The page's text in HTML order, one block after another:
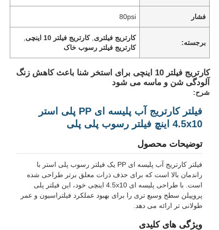
دربارهی ما
کارخانه تور
کنترل کیفیت
تماس با ما
اخبار
سیستم‌های RO
فشار 80psi
برجسته:
کارتریج فیلتری ,کارتریج فیلتر 10 اینچی
کارتریج فیلتر رسوب خاک
کارتریج فیلتر 10 اینچی برای استخر شنا باعث کاهش زنگ
آلودگی شن و ماسه می شود
شرح:
فیلتر کارتریج آب پلیسه ای PP پلی استر
4.5x10 اینچ فیلتر رسوب پلی پلی
توضیحات محصول
فیلتر کارتریج آب پلیسه ای PP یک فیلتر رسوب پلی استر با
راندمان بالا است که برای حذف ذرات معلق برتر طراحی شده
است. با طراحی پلیسه ای 4.5x10 اینچی خود، این فیلتر پلی
پروپیلن سطح وسیع تری را برای بهبود عملکرد فیلتراسیون و عمر
طولانی تر ارائه می دهد.
ویژگی های کلیدی